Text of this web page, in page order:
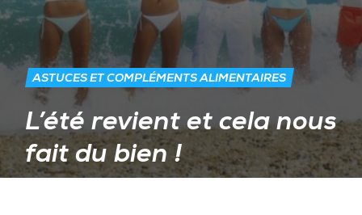
ASTUCES ET COMPLÉMENTS ALIMENTAIRES
L’été revient et cela nous
fait du bien !